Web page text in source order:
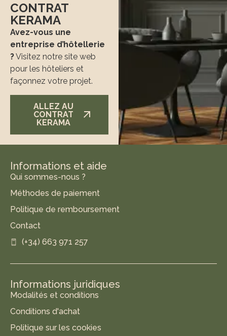
CONTRAT
KERAMA
Avez-vous une
entreprise d’hôtellerie
?Visitez notre site web
pour les hôteliers et
façonnez votre projet.
ALLEZ AU
CONTRAT
KERAMA
Informations et aide
Qui sommes-nous ?
Méthodes de paiement
Politique de remboursement
Contact
(+34) 663 971 257
Informations juridiques
Modalités et conditions
Conditions d'achat
Politique sur les cookies